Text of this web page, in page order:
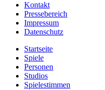
Kontakt
Pressebereich
Impressum
Datenschutz
Startseite
Spiele
Personen
Studios
Spielestimmen